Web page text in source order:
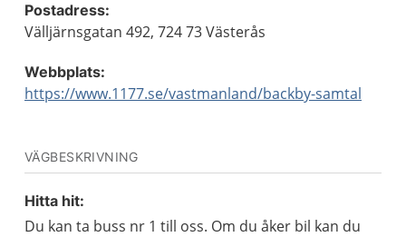
Postadress:
Välljärnsgatan 492, 724 73 Västerås
Webbplats:
https://www.1177.se/vastmanland/backby-samtal
VÄGBESKRIVNING
Hitta hit:
Du kan ta buss nr 1 till oss. Om du åker bil kan du